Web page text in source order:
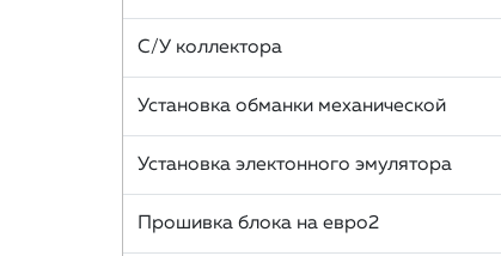
С/У коллектора
Установка обманки механической
Установка электонного эмулятора
Прошивка блока на евро2